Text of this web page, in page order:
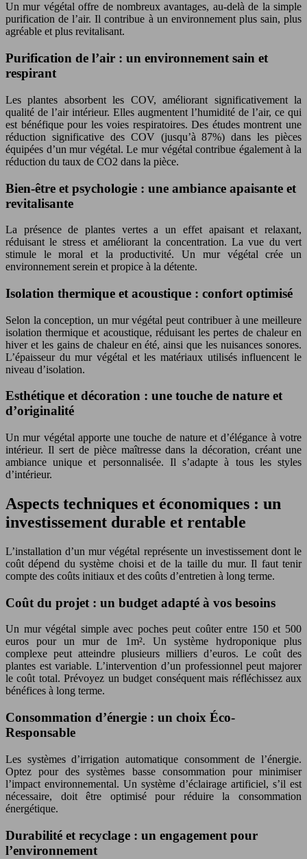
Un mur végétal offre de nombreux avantages, au-delà de la simple
purification de l’air. Il contribue à un environnement plus sain, plus
agréable et plus revitalisant.
Purification de l’air : un environnement sain et
respirant
Les plantes absorbent les COV, améliorant significativement la
qualité de l’air intérieur. Elles augmentent l’humidité de l’air, ce qui
est bénéfique pour les voies respiratoires. Des études montrent une
réduction significative des COV (jusqu’à 87%) dans les pièces
équipées d’un mur végétal. Le mur végétal contribue également à la
réduction du taux de CO2 dans la pièce.
Bien-être et psychologie : une ambiance apaisante et
revitalisante
La présence de plantes vertes a un effet apaisant et relaxant,
réduisant le stress et améliorant la concentration. La vue du vert
stimule le moral et la productivité. Un mur végétal crée un
environnement serein et propice à la détente.
Isolation thermique et acoustique : confort optimisé
Selon la conception, un mur végétal peut contribuer à une meilleure
isolation thermique et acoustique, réduisant les pertes de chaleur en
hiver et les gains de chaleur en été, ainsi que les nuisances sonores.
L’épaisseur du mur végétal et les matériaux utilisés influencent le
niveau d’isolation.
Esthétique et décoration : une touche de nature et
d’originalité
Un mur végétal apporte une touche de nature et d’élégance à votre
intérieur. Il sert de pièce maîtresse dans la décoration, créant une
ambiance unique et personnalisée. Il s’adapte à tous les styles
d’intérieur.
Aspects techniques et économiques : un
investissement durable et rentable
L’installation d’un mur végétal représente un investissement dont le
coût dépend du système choisi et de la taille du mur. Il faut tenir
compte des coûts initiaux et des coûts d’entretien à long terme.
Coût du projet : un budget adapté à vos besoins
Un mur végétal simple avec poches peut coûter entre 150 et 500
euros pour un mur de 1m². Un système hydroponique plus
complexe peut atteindre plusieurs milliers d’euros. Le coût des
plantes est variable. L’intervention d’un professionnel peut majorer
le coût total. Prévoyez un budget conséquent mais réfléchissez aux
bénéfices à long terme.
Consommation d’énergie : un choix Éco-
Responsable
Les systèmes d’irrigation automatique consomment de l’énergie.
Optez pour des systèmes basse consommation pour minimiser
l’impact environnemental. Un système d’éclairage artificiel, s’il est
nécessaire, doit être optimisé pour réduire la consommation
énergétique.
Durabilité et recyclage : un engagement pour
l’environnement